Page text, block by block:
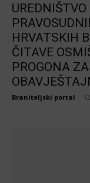
HRVATSKIH
ČITAVE
PROGONA
Braniteljski portal